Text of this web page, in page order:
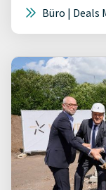
Büro | Deals